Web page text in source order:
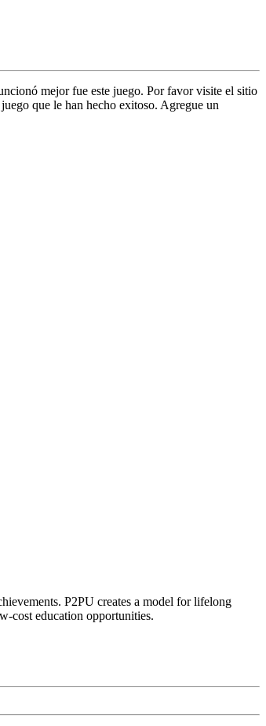
mejor fue este juego. Por favor visite el sitio
que le han hecho exitoso. Agregue un
P2PU creates a model for lifelong
cost education opportunities.